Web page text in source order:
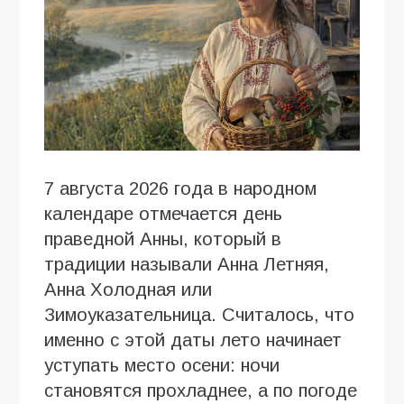
7 августа 2026 года в народном
календаре отмечается день
праведной Анны, который в
традиции называли Анна Летняя,
Анна Холодная или
Зимоуказательница. Считалось, что
именно с этой даты лето начинает
уступать место осени: ночи
становятся прохладнее, а по погоде